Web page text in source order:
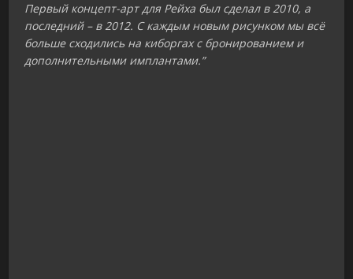
Первый концепт-арт для Рейха был сделал в 2010, а
последний – в 2012. С каждым новым рисунком мы всё
больше сходились на киборгах с бронированием и
дополнительными имплантами.”